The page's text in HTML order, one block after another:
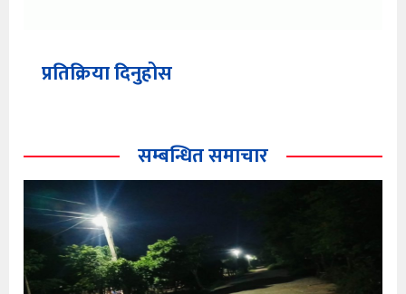
प्रतिक्रिया दिनुहोस
सम्बन्धित समाचार